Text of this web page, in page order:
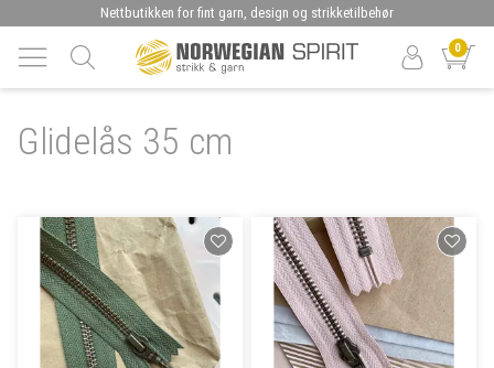
Nettbutikken for fint garn, design og strikketilbehør
0
Glidelås 35 cm